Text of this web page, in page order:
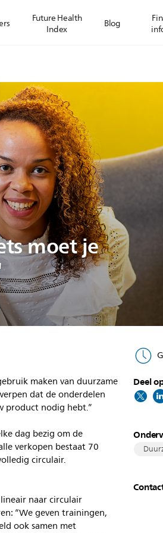
Future Health
Index
Blog
moet je
maken van duurzame
dat de onderdelen
product nodig hebt.”
dag bezig om de
verkopen bestaat 70
circulair.
naar circulair
“We geven trainingen,
ook samen met
Deel